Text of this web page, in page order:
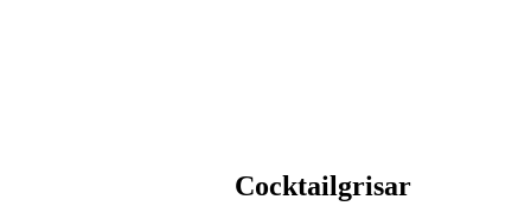
Cocktailgrisar